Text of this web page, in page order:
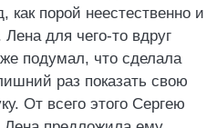
как порой неестественно и
для чего-то вдруг
подумал, что сделала
раз показать свою
От всего этого Сергею